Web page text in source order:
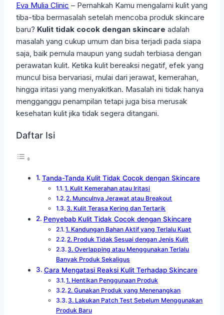
Eva Mulia Clinic – Pernahkah Kamu mengalami kulit yang
tiba-tiba bermasalah setelah mencoba produk skincare
baru? Kulit tidak cocok dengan skincare adalah
masalah yang cukup umum dan bisa terjadi pada siapa
saja, baik pemula maupun yang sudah terbiasa dengan
perawatan kulit. Ketika kulit bereaksi negatif, efek yang
muncul bisa bervariasi, mulai dari jerawat, kemerahan,
hingga iritasi yang menyakitkan. Masalah ini tidak hanya
mengganggu penampilan tetapi juga bisa merusak
kesehatan kulit jika tidak segera ditangani.
Daftar Isi
Tanda-Tanda Kulit Tidak Cocok dengan Skincare
1. Kulit Kemerahan atau Iritasi
2. Munculnya Jerawat atau Breakout
3. Kulit Terasa Kering dan Tertarik
Penyebab Kulit Tidak Cocok dengan Skincare
1. Kandungan Bahan Aktif yang Terlalu Kuat
2. Produk Tidak Sesuai dengan Jenis Kulit
3. Overlapping atau Menggunakan Terlalu
Banyak Produk Sekaligus
Cara Mengatasi Reaksi Kulit Terhadap Skincare
1. Hentikan Penggunaan Produk
2. Gunakan Produk yang Menenangkan
3. Lakukan Patch Test Sebelum Menggunakan
Produk Baru